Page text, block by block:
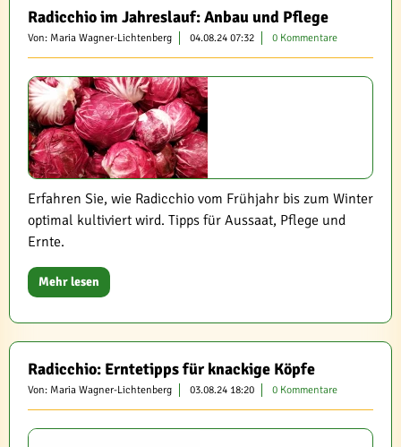
Radicchio im Jahreslauf: Anbau und Pflege
Von: Maria Wagner-Lichtenberg 04.08.24 07:32 0 Kommentare
Erfahren Sie, wie Radicchio vom Frühjahr bis zum Winter
optimal kultiviert wird. Tipps für Aussaat, Pflege und
Ernte.
Mehr lesen
Radicchio: Erntetipps für knackige Köpfe
Von: Maria Wagner-Lichtenberg 03.08.24 18:20 0 Kommentare